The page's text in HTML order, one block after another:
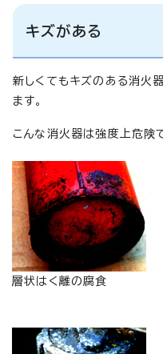
キズがある
新しくてもキズのある消火
ます。
こんな消火器は強度上危険
層状はく離の腐食